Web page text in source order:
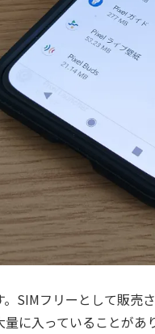
。SIMフリーとして販
に入っていることが